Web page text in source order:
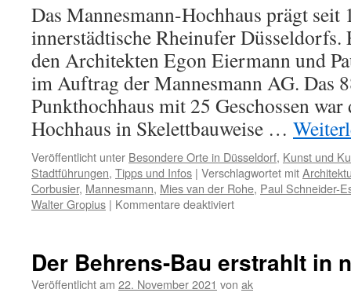
Das Mannesmann-Hochhaus prägt seit
innerstädtische Rheinufer Düsseldorfs.
den Architekten Egon Eiermann und
im Auftrag der Mannesmann AG. Das
Punkthochhaus mit 25 Geschossen war
Hochhaus in Skelettbauweise …
Veröffentlicht unter Besondere Orte in Düsseldorf, Kunst und
Stadtführungen, Tipps und Infos | Verschlagwortet mit
Corbusier, Mannesmann, Mies van der Rohe, Paul Schneider-
Walter Gropius | Kommentare deaktiviertfür
Ikone
für
Der Behrens-Bau erstrahlt in
Veröffentlicht am 22. November 2021 von ak